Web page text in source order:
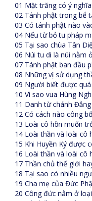
01 Mặt trăng có ý
02 Tánh phật trong bể
03 Có tánh phật nào
04 Nếu từ bỏ tu pháp
05 Tại sao chùa Tân
06 Núi tu di là núi nằm
07 Tánh phật ban đầu
08 Những vị sử dụng
09 Người biết được
10 Vì sao vua Hùng
11 Danh từ chánh
12 Có cách nào công
13 Loài cô hồn muốn
14 Loài thần và loài cô
15 Khi Huyền Ký được
16 Loài thần và loài cô
17 Thần chủ thế giới
18 Tại sao có nhiều
19 Cha mẹ của Đức
20 Công đức nằm ở